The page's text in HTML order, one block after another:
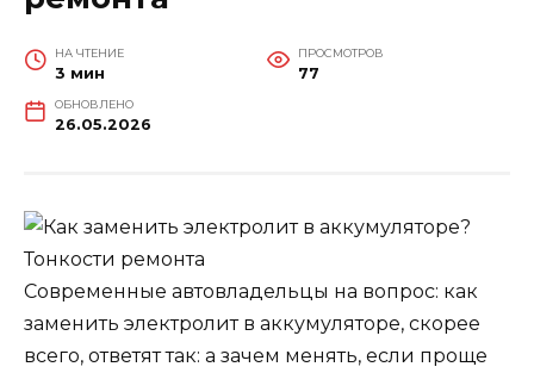
НА ЧТЕНИЕ
3 мин
ПРОСМОТРОВ
77
ОБНОВЛЕНО
26.05.2026
Современные автовладельцы на вопрос: как
заменить электролит в аккумуляторе, скорее
всего, ответят так: а зачем менять, если проще